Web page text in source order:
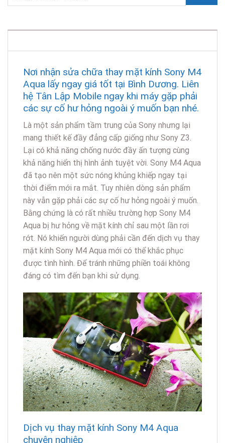
Nơi nhận sửa chữa thay mặt kính Sony M4
Aqua lấy ngay giá tốt tại Bình Dương. Liên
hệ Tân Lập Mobile ngay khi máy gặp phải
các sự cố hư hỏng ngoài ý muốn bạn nhé.
Là một sản phẩm tầm trung của Sony nhưng lại
mang thiết kế đầy đẳng cấp giống như Sony Z3.
Lại có khả năng chống nước đầy ấn tượng cùng
khả năng hiển thị hình ảnh tuyệt vời. Sony M4 Aqua
đã tạo nên một sức nóng khủng khiếp ngay tại
thời điểm mới ra mắt. Tuy nhiên dòng sản phẩm
này vẫn gặp phải các sự cố hư hỏng ngoài ý muốn.
Bằng chứng là có rất nhiều trường hợp Sony M4
Aqua bị hư hỏng về mặt kính chỉ sau một lần rơi
rớt. Nó khiến người dùng phải cần đến dịch vụ thay
mặt kính Sony M4 Aqua mới có thể khắc phục
được tình hình. Để tránh những phiền toái không
đáng có tìm đến bạn khi sử dụng.
Dịch vụ thay mặt kính Sony M4 Aqua
chuyên nghiệp